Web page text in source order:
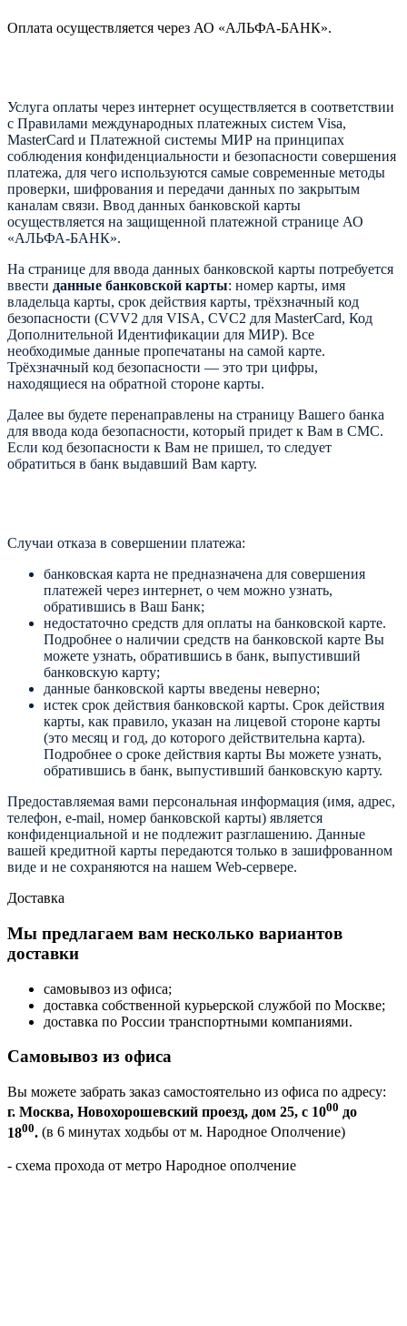
Оплата осуществляется через АО «АЛЬФА-БАНК».
Услуга оплаты через интернет осуществляется в соответствии
с Правилами международных платежных систем Visa,
MasterCard и Платежной системы МИР на принципах
соблюдения конфиденциальности и безопасности совершения
платежа, для чего используются самые современные методы
проверки, шифрования и передачи данных по закрытым
каналам связи. Ввод данных банковской карты
осуществляется на защищенной платежной странице АО
«АЛЬФА-БАНК».
На странице для ввода данных банковской карты потребуется
ввести данные банковской карты: номер карты, имя
владельца карты, срок действия карты, трёхзначный код
безопасности (CVV2 для VISA, CVC2 для MasterCard, Код
Дополнительной Идентификации для МИР). Все
необходимые данные пропечатаны на самой карте.
Трёхзначный код безопасности — это три цифры,
находящиеся на обратной стороне карты.
Далее вы будете перенаправлены на страницу Вашего банка
для ввода кода безопасности, который придет к Вам в СМС.
Если код безопасности к Вам не пришел, то следует
обратиться в банк выдавший Вам карту.
Случаи отказа в совершении платежа:
банковская карта не предназначена для совершения
платежей через интернет, о чем можно узнать,
обратившись в Ваш Банк;
недостаточно средств для оплаты на банковской карте.
Подробнее о наличии средств на банковской карте Вы
можете узнать, обратившись в банк, выпустивший
банковскую карту;
данные банковской карты введены неверно;
истек срок действия банковской карты. Срок действия
карты, как правило, указан на лицевой стороне карты
(это месяц и год, до которого действительна карта).
Подробнее о сроке действия карты Вы можете узнать,
обратившись в банк, выпустивший банковскую карту.
Предоставляемая вами персональная информация (имя, адрес,
телефон, e-mail, номер банковской карты) является
конфиденциальной и не подлежит разглашению. Данные
вашей кредитной карты передаются только в зашифрованном
виде и не сохраняются на нашем Web-сервере.
Доставка
Мы предлагаем вам несколько вариантов
доставки
самовывоз из офиса;
доставка собственной курьерской службой по Москве;
доставка по России транспортными компаниями.
Самовывоз из офиса
Вы можете забрать заказ самостоятельно из офиса по адресу:
г. Москва, Новохорошевский проезд, дом 25, с 1000 до
1800. (в 6 минутах ходьбы от м. Народное Ополчение)
- схема прохода от метро Народное ополчение